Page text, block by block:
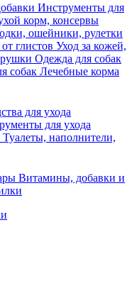
Инструменты для
корм, консервы
ошейники, рулетки
глистов Уход за кожей,
Одежда для собак
собак Лечебные корма
для ухода
для ухода
Туалеты, наполнители,
Витамины, добавки и